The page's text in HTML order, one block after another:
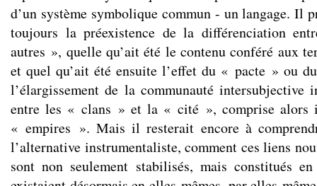
d’un système symbolique commun - un langage. Il
toujours la préexistence de la différenciation
autres », quelle qu’ait été le contenu conféré aux
et quel qu’ait été ensuite l’effet du « pacte » ou
l’élargissement de la communauté intersubjective
entre les « clans » et la « cité », comprise alors
« empires ». Mais il resterait encore à
l’alternative instrumentaliste, comment ces liens
sont non seulement stabilisés, mais constitués